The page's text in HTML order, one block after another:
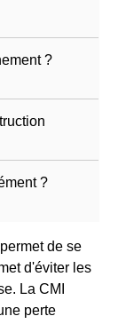
?
?
permet de se
d'éviter les
La CMI
perte